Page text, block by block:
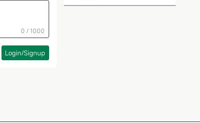
0 / 1000
Login/Signup
上一页
第 1 页 下一页